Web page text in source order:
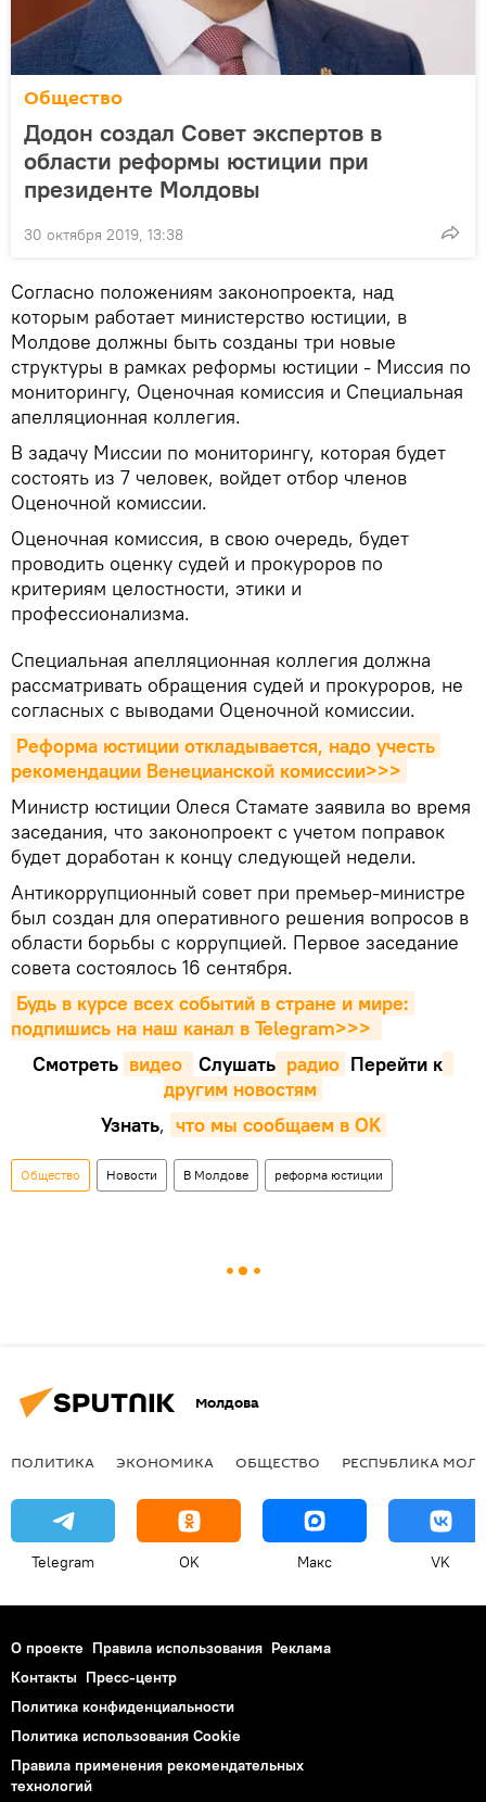
Общество
Додон создал Совет экспертов в
области реформы юстиции при
президенте Молдовы
30 октября 2019, 13:38
Согласно положениям законопроекта, над
которым работает министерство юстиции, в
Молдове должны быть созданы три новые
структуры в рамках реформы юстиции - Миссия по
мониторингу, Оценочная комиссия и Специальная
апелляционная коллегия.
В задачу Миссии по мониторингу, которая будет
состоять из 7 человек, войдет отбор членов
Оценочной комиссии.
Оценочная комиссия, в свою очередь, будет
проводить оценку судей и прокуроров по
критериям целостности, этики и
профессионализма.
Специальная апелляционная коллегия должна
рассматривать обращения судей и прокуроров, не
согласных с выводами Оценочной комиссии.
Реформа юстиции откладывается, надо учесть
рекомендации Венецианской комиссии>>>
Министр юстиции Олеся Стамате заявила во время
заседания, что законопроект с учетом поправок
будет доработан к концу следующей недели.
Антикоррупционный совет при премьер-министре
был создан для оперативного решения вопросов в
области борьбы с коррупцией. Первое заседание
совета состоялось 16 сентября.
Будь в курсе всех событий в стране и мире:
подпишись на наш канал в Telegram>>>
Смотреть видео Cлушать радио Перейти к
другим новостям
Узнать, что мы сообщаем в OK
Общество Новости В Молдове реформа юстиции
Молдова
ПОЛИТИКА ЭКОНОМИКА ОБЩЕСТВО РЕСПУБЛИКА
Telegram OK Макс VK
О проекте Правила использования Реклама
Контакты Пресс-центр
Политика конфиденциальности
Политика использования Cookie
Правила применения рекомендательных
технологий